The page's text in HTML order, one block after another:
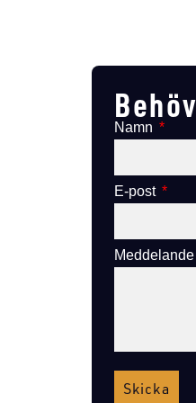
Namn
E-post
Meddelande
Skicka